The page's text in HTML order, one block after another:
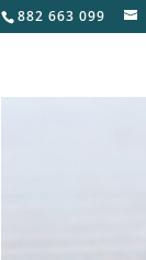
882 663 099